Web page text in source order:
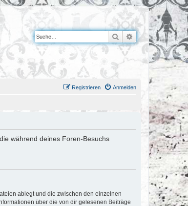
Suche Erweiterte Suche
Anmelden
Registrieren
während deines Foren-Besuchs
ablegt und die zwischen den einzelnen
über die von dir gelesenen Beiträge